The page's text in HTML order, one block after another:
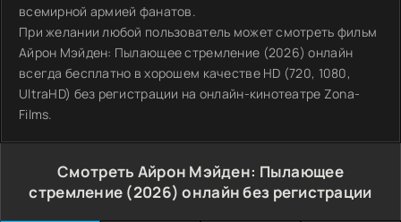
всемирной армией фанатов.
При желании любой пользователь может смотреть фильм
Айрон Мэйден: Пылающее стремление (2026) онлайн
всегда бесплатно в хорошем качестве HD (720, 1080,
UltraHD) без регистрации на онлайн-кинотеатре Zona-
Films.
Смотреть Айрон Мэйден: Пылающее
стремление (2026) онлайн без регистрации